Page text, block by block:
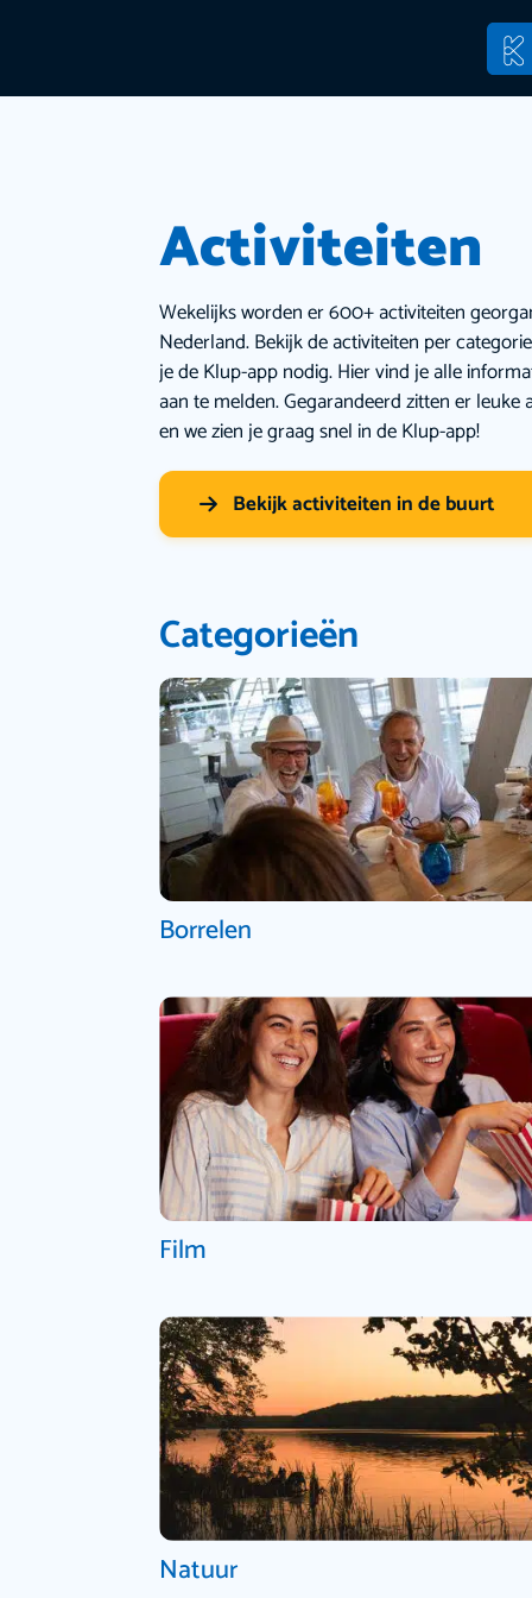
Activiteiten
Wekelijks worden er 600+ activiteiten
Nederland. Bekijk de activiteiten per
je de Klup-app nodig. Hier vind je alle
aan te melden. Gegarandeerd zitten er
en we zien je graag snel in de Klup-app!
Bekijk activiteiten in de buurt
Categorieën
Borrelen
Film
Natuur